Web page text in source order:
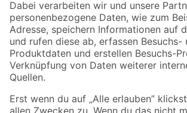
Zahlungsarten Versandarten
Sicher einkaufen